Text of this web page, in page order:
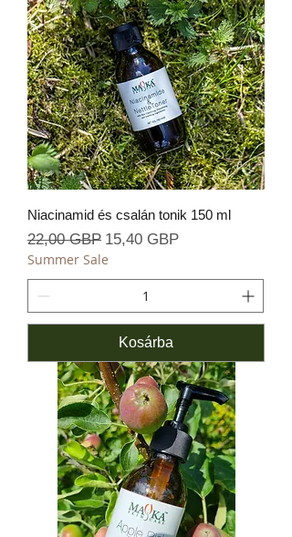
Niacinamid és csalán tonik 150 ml
Szokásos ár
22,00 GBP Akciós ár
15,40 GBP
Summer Sale
Kosárba